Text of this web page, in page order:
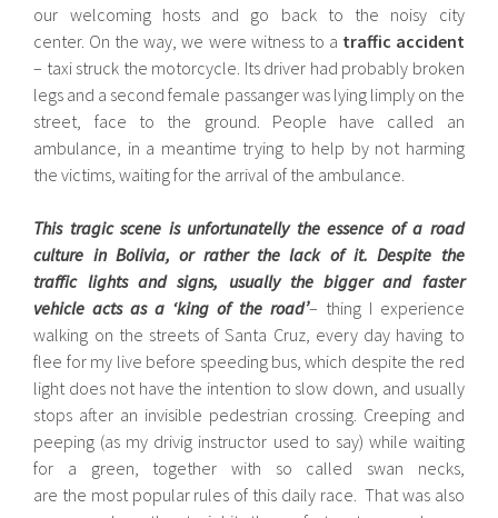
our welcoming hosts and go back to the noisy city
center. On the way, we were witness to a traffic accident
– taxi struck the motorcycle. Its driver had probably broken
legs and a second female passanger was lying limply on the
street, face to the ground. People have called an
ambulance, in a meantime trying to help by not harming
the victims, waiting for the arrival of the ambulance.
This tragic scene is unfortunatelly the essence of a road
culture in Bolivia, or rather the lack of it. Despite the
traffic lights and signs, usually the bigger and faster
vehicle acts as a ‘king of the road’– thing I experience
walking on the streets of Santa Cruz, every day having to
flee for my live before speeding bus, which despite the red
light does not have the intention to slow down, and usually
stops after an invisible pedestrian crossing. Creeping and
peeping (as my drivig instructor used to say) while waiting
for a green, together with so called swan necks,
are the most popular rules of this daily race. That was also